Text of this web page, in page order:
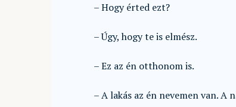
– Hogy érted ezt?
– Úgy, hogy te is elmész.
– Ez az én otthonom is.
– A lakás az én nevemen van.